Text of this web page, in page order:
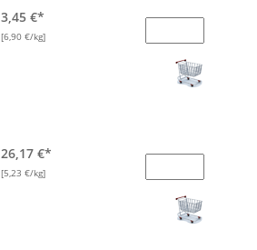
3,45 €*
[6,90 €/kg]
26,17 €*
[5,23 €/kg]